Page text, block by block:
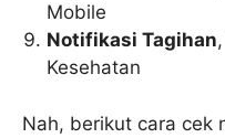
Mobile
Notifikasi Tagihan
Kesehatan
Nah, berikut cara cek